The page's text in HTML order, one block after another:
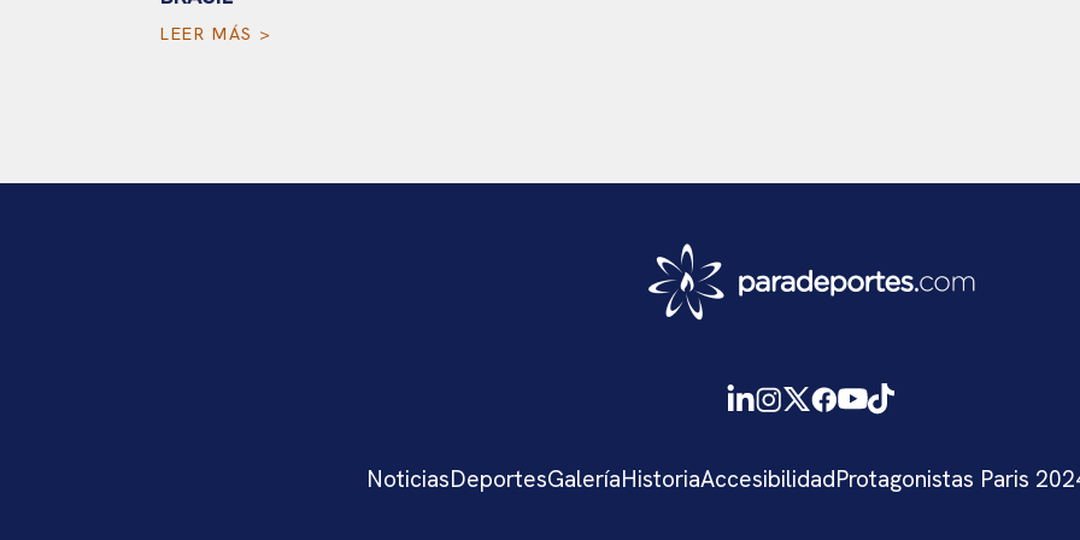
LEER MÁS >
NoticiasDeportesGaleríaHistoriaAccesibilidadProtagonistas Paris